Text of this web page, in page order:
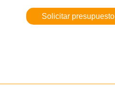
Solicitar presupuesto